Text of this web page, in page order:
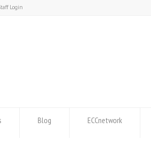
Login
Blog ECCnetwork